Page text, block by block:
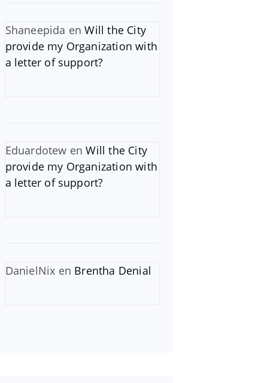
Shaneepida enWill the City
provide my Organization with
a letter of support?
Eduardotew enWill the City
provide my Organization with
a letter of support?
DanielNix en Brentha Denial